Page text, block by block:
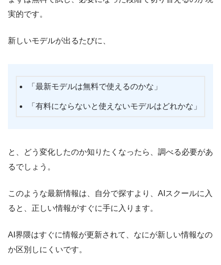
実的です。
新しいモデルが出るたびに、
「最新モデルは無料で使えるのかな」
「有料にならないと使えないモデルはどれかな」
と、どう変化したのか知りたくなったら、調べる必要があ
るでしょう。
このような最新情報は、自分で探すより、AIスクールに入
ると、正しい情報がすぐに手に入ります。
AI界隈はすぐに情報が更新されて、なにが新しい情報なの
か区別しにくいです。